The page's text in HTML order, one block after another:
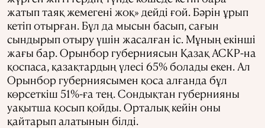
жатып таяқ жемегені жоқ» дейді ғой. Бәрін ұрып
кетіп отырған. Бұл да мысын басып, сағын
сындырып отыру үшін жасалған іс. Мұның екінші
жағы бар. Орынбор губерниясын Қазақ АСКР-на
қоспаса, қазақтардың үлесі 65% болады екен. Ал
Орынбор губерниясымен қоса алғанда бұл
көрсеткіш 51%-ға тең. Сондықтан губернияны
уақытша қосып қойды. Орталық кейін оны
қайтарып алатынын білді.